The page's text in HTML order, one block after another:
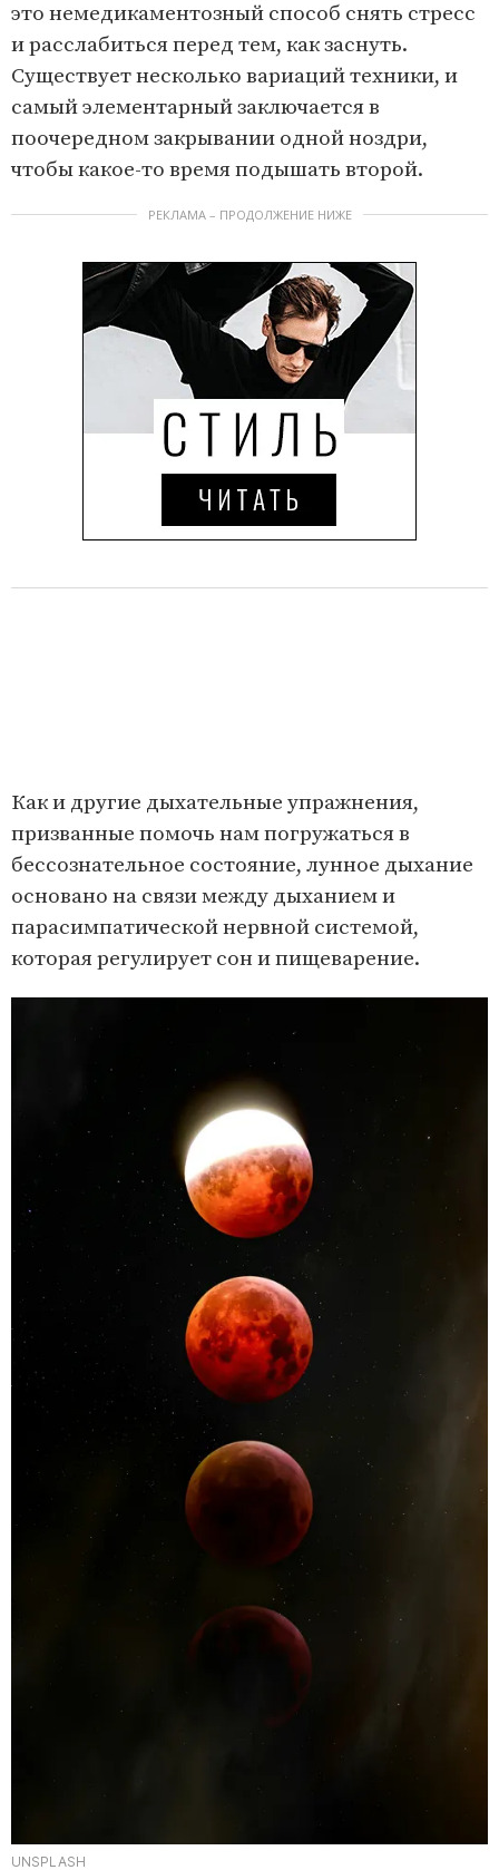
это немедикаментозный способ снять стресс
и расслабиться перед тем, как заснуть.
Существует несколько вариаций техники, и
самый элементарный заключается в
поочередном закрывании одной ноздри,
чтобы какое-то время подышать второй.
РЕКЛАМА – ПРОДОЛЖЕНИЕ НИЖЕ
Как и другие дыхательные упражнения,
призванные помочь нам погружаться в
бессознательное состояние, лунное дыхание
основано на связи между дыханием и
парасимпатической нервной системой,
которая регулирует сон и пищеварение.
UNSPLASH